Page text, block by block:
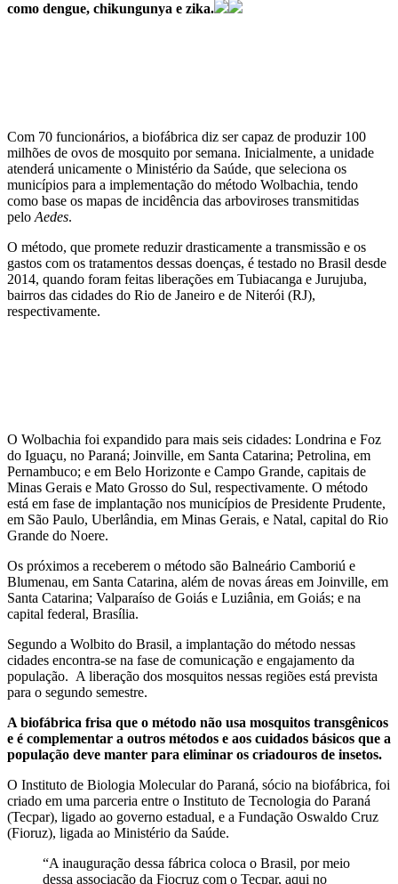
como dengue, chikungunya e zika.
Com 70 funcionários, a biofábrica diz ser capaz de produzir 100
milhões de ovos de mosquito por semana. Inicialmente, a unidade
atenderá unicamente o Ministério da Saúde, que seleciona os
municípios para a implementação do método Wolbachia, tendo
como base os mapas de incidência das arboviroses transmitidas
peloAedes.
O método, que promete reduzir drasticamente a transmissão e os
gastos com os tratamentos dessas doenças, é testado no Brasil desde
2014, quando foram feitas liberações em Tubiacanga e Jurujuba,
bairros das cidades do Rio de Janeiro e de Niterói (RJ),
respectivamente.
O Wolbachia foi expandido para mais seis cidades: Londrina e Foz
do Iguaçu, no Paraná; Joinville, em Santa Catarina; Petrolina, em
Pernambuco; e em Belo Horizonte e Campo Grande, capitais de
Minas Gerais e Mato Grosso do Sul, respectivamente. O método
está em fase de implantação nos municípios de Presidente Prudente,
em São Paulo, Uberlândia, em Minas Gerais, e Natal, capital do Rio
Grande do Noere.
Os próximos a receberem o método são Balneário Camboriú e
Blumenau, em Santa Catarina, além de novas áreas em Joinville, em
Santa Catarina; Valparaíso de Goiás e Luziânia, em Goiás; e na
capital federal, Brasília.
Segundo a Wolbito do Brasil, a implantação do método nessas
cidades encontra-se na fase de comunicação e engajamento da
população. A liberação dos mosquitos nessas regiões está prevista
para o segundo semestre.
A biofábrica frisa que o método não usa mosquitos transgênicos
e é complementar a outros métodos e aos cuidados básicos que a
população deve manter para eliminar os criadouros de insetos.
O Instituto de Biologia Molecular do Paraná, sócio na biofábrica, foi
criado em uma parceria entre o Instituto de Tecnologia do Paraná
(Tecpar), ligado ao governo estadual, e a Fundação Oswaldo Cruz
(Fioruz), ligada ao Ministério da Saúde.
“A inauguração dessa fábrica coloca o Brasil, por meio
dessa associação da Fiocruz com o Tecpar, aqui no